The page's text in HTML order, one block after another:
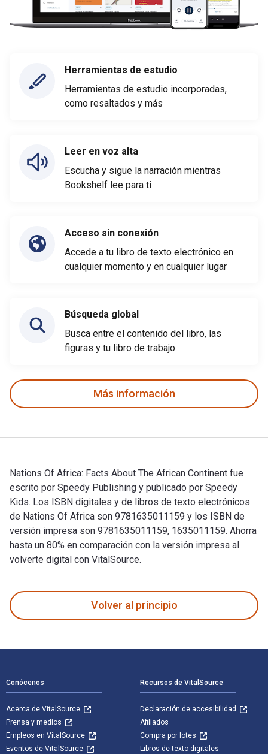
Herramientas de estudio
Herramientas de estudio incorporadas,
como resaltados y más
Leer en voz alta
Escucha y sigue la narración mientras
Bookshelf lee para ti
Acceso sin conexión
Accede a tu libro de texto electrónico en
cualquier momento y en cualquier lugar
Búsqueda global
Busca entre el contenido del libro, las
figuras y tu libro de trabajo
Más información
Nations Of Africa: Facts About The African Continent fue
escrito por Speedy Publishing y publicado por Speedy
Kids. Los ISBN digitales y de libros de texto electrónicos
de Nations Of Africa son 9781635011159 y los ISBN de
versión impresa son 9781635011159, 1635011159. Ahorra
hasta un 80% en comparación con la versión impresa al
volverte digital con VitalSource.
Volver al principio
Conócenos
Acerca de VitalSource
Prensa y medios
Empleos en VitalSource
Eventos de VitalSource
Recursos de VitalSource
Declaración de accesibilidad
Afiliados
Compra por lotes
Libros de texto digitales